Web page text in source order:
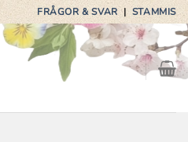
FRÅGOR & SVAR|STAMMIS